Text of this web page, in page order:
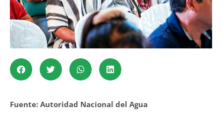
Fuente: Autoridad Nacional del Agua